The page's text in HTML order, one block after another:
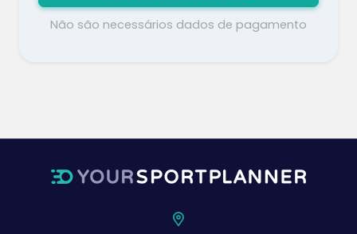
Não são necessários dados de pagamento